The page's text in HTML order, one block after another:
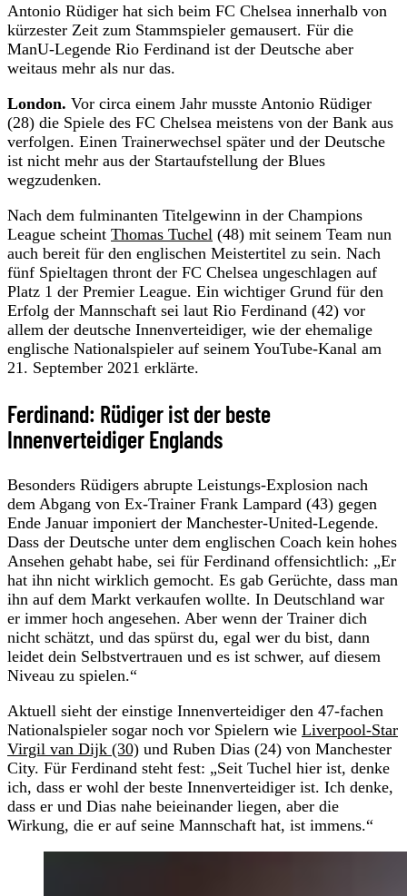
Antonio Rüdiger hat sich beim FC Chelsea innerhalb von
kürzester Zeit zum Stammspieler gemausert. Für die
ManU-Legende Rio Ferdinand ist der Deutsche aber
weitaus mehr als nur das.
London. Vor circa einem Jahr musste Antonio Rüdiger
(28) die Spiele des FC Chelsea meistens von der Bank aus
verfolgen. Einen Trainerwechsel später und der Deutsche
ist nicht mehr aus der Startaufstellung der Blues
wegzudenken.
Nach dem fulminanten Titelgewinn in der Champions
League scheint Thomas Tuchel (48) mit seinem Team nun
auch bereit für den englischen Meistertitel zu sein. Nach
fünf Spieltagen thront der FC Chelsea ungeschlagen auf
Platz 1 der Premier League. Ein wichtiger Grund für den
Erfolg der Mannschaft sei laut Rio Ferdinand (42) vor
allem der deutsche Innenverteidiger, wie der ehemalige
englische Nationalspieler auf seinem YouTube-Kanal am
21. September 2021 erklärte.
Ferdinand: Rüdiger ist der beste
Innenverteidiger Englands
Besonders Rüdigers abrupte Leistungs-Explosion nach
dem Abgang von Ex-Trainer Frank Lampard (43) gegen
Ende Januar imponiert der Manchester-United-Legende.
Dass der Deutsche unter dem englischen Coach kein hohes
Ansehen gehabt habe, sei für Ferdinand offensichtlich: „Er
hat ihn nicht wirklich gemocht. Es gab Gerüchte, dass man
ihn auf dem Markt verkaufen wollte. In Deutschland war
er immer hoch angesehen. Aber wenn der Trainer dich
nicht schätzt, und das spürst du, egal wer du bist, dann
leidet dein Selbstvertrauen und es ist schwer, auf diesem
Niveau zu spielen.“
Aktuell sieht der einstige Innenverteidiger den 47-fachen
Nationalspieler sogar noch vor Spielern wie Liverpool-Star
Virgil van Dijk (30) und Ruben Dias (24) von Manchester
City. Für Ferdinand steht fest: „Seit Tuchel hier ist, denke
ich, dass er wohl der beste Innenverteidiger ist. Ich denke,
dass er und Dias nahe beieinander liegen, aber die
Wirkung, die er auf seine Mannschaft hat, ist immens.“